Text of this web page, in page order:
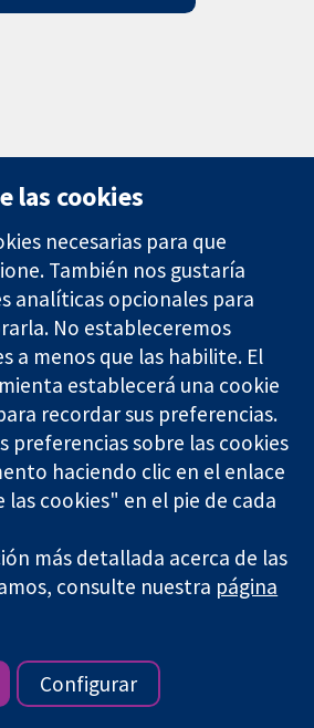
11-13 Cavendish
Square
Londres
W1G 0AN
Reino Unido
Contacto
Noticias
Prensa
Sobre
nosotros
Empleo
Cochrane
Library
is a charity (no. 1045921) and a
(no. 03044323) registered in
number GB 718 2127 49.
Collaboration
sitio web|Responsabilidades
|Configuración de cookies
las cookies
necesarias para que
También nos gustaría
analíticas opcionales para
No estableceremos
a menos que las habilite. El
establecerá una cookie
recordar sus preferencias.
preferencias sobre las cookies
haciendo clic en el enlace
cookies" en el pie de cada
más detallada acerca de las
consulte nuestra página
Configurar